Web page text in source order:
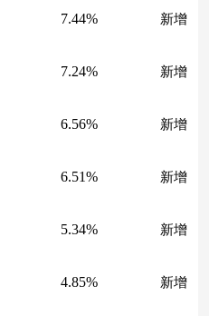
7.44% 新增
7.24% 新增
6.56% 新增
6.51% 新增
5.34% 新增
4.85% 新增